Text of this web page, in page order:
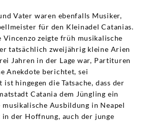
Vater waren ebenfalls Musiker,
für den Kleinadel Catanias.
Vincenzo zeigte früh musikalische
tatsächlich zweijährig kleine Arien
Jahren in der Lage war, Partituren
Anekdote berichtet, sei
hingegen die Tatsache, dass der
Catania dem Jüngling ein
Ausbildung in Neapel
der Hoffnung, auch der junge